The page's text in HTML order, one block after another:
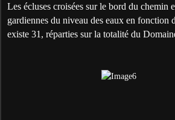
Les écluses croisées sur le bord du chemin
gardiennes du niveau des eaux en fonction
existe 31, réparties sur la totalité du